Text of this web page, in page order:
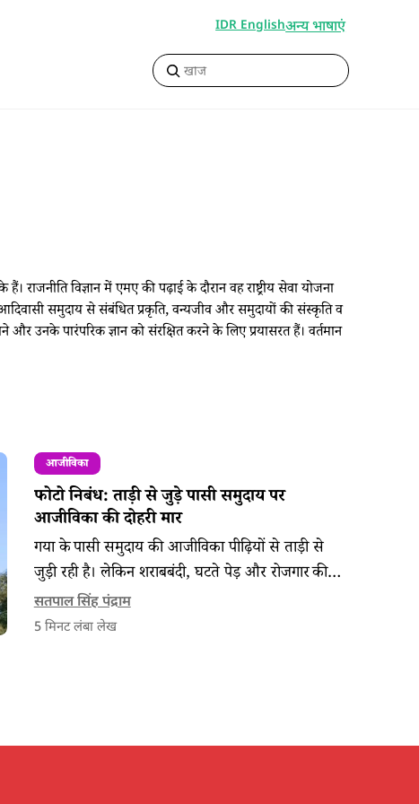
IDR Englishअन्य भाषाएं
विज्ञान में एमए की पढ़ाई के दौरान वह राष्ट्रीय सेवा योजना
समुदाय से संबंधित प्रकृति, वन्यजीव और समुदायों की संस्कृति व
उनके पारंपरिक ज्ञान को संरक्षित करने के लिए प्रयासरत हैं। वर्तमान
आजीविका
फोटो निबंध: ताड़ी से जुड़े पासी समुदाय पर
आजीविका की दोहरी मार
गया के पासी समुदाय की आजीविका पीढ़ियों से ताड़ी से
जुड़ी रही है। लेकिन शराबबंदी, घटते पेड़ और रोजगार की
कमी से पलायन बढ़ा है, जिसका असर महिलाओं और बच्चों
पर भी दिख रहा है।
सतपाल सिंह पंद्राम
5मिनट लंबा लेख